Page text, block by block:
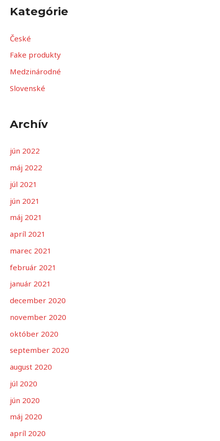
ľ
a
ť
:
Kategórie
České
Fake produkty
Medzinárodné
Slovenské
Archív
jún 2022
máj 2022
júl 2021
jún 2021
máj 2021
apríl 2021
marec 2021
február 2021
január 2021
december 2020
november 2020
október 2020
september 2020
august 2020
júl 2020
jún 2020
máj 2020
apríl 2020